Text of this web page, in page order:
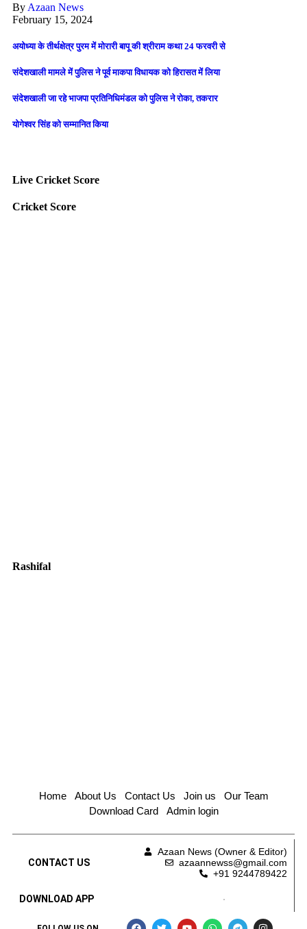
By Azaan News
February 15, 2024
अयोध्या के तीर्थक्षेत्र पुरम में मोरारी बापू की श्रीराम कथा 24 फरवरी से
संदेशखाली मामले में पुलिस ने पूर्व माकपा विधायक को हिरासत में लिया
संदेशखाली जा रहे भाजपा प्रतिनिधिमंडल को पुलिस ने रोका, तकरार
योगेश्वर सिंह को सम्मानित किया
Live Cricket Score
Cricket Score
Rashifal
Home About Us Contact Us Join us
Our Team
Download Card
Admin login
CONTACT US
Azaan News (Owner & Editor)
azaannewss@gmail.com
+91 9244789422
DOWNLOAD APP